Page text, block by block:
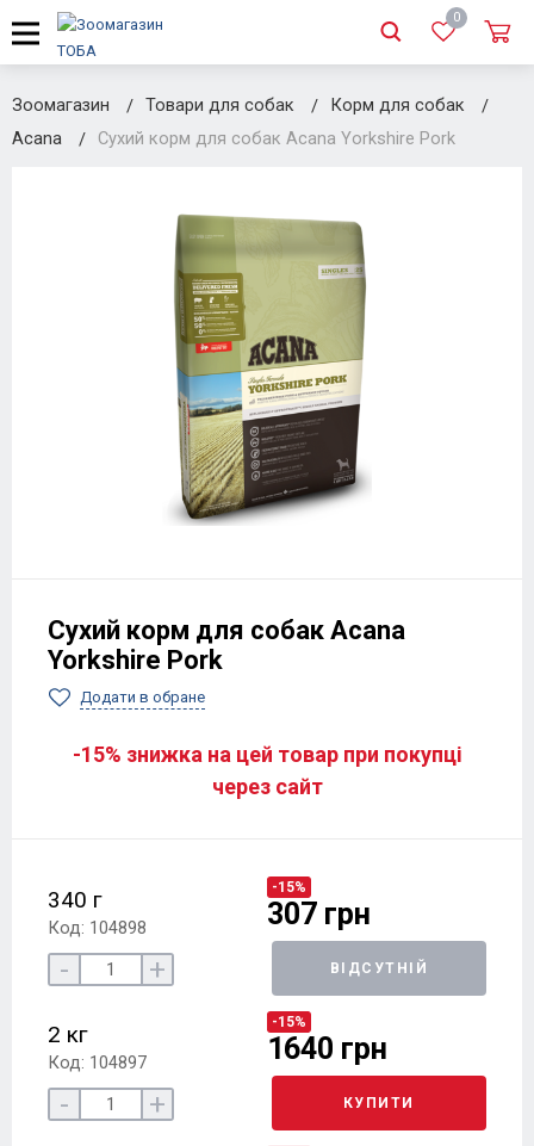
0
Зоомагазин Товари для собак
Корм для собак
Acana
Сухий корм для собак Acana Yorkshire Pork
Сухий корм для собак Acana
Yorkshire Pork
Додати в обране
-15% знижка на цей товар при покупці
через сайт
340 г
Код: 104898
-15%
307 грн
- + ВІДСУТНІЙ
2 кг
Код: 104897
-15%
1640 грн
- + КУПИТИ